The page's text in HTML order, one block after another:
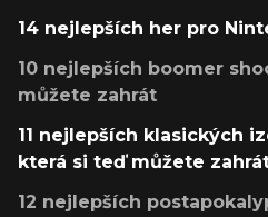
14 nejlepších her pro
10 nejlepších boomer
můžete zahrát
11 nejlepších klasických
která si teď můžete
12 nejlepších